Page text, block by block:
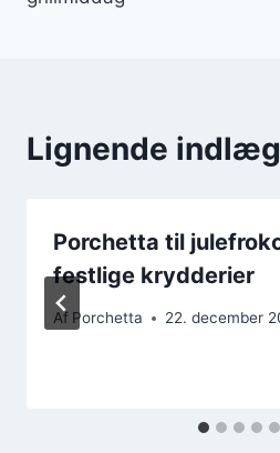
Lignende indlæg
Porchetta til
festlige krydderier
Af Porchetta 22. december